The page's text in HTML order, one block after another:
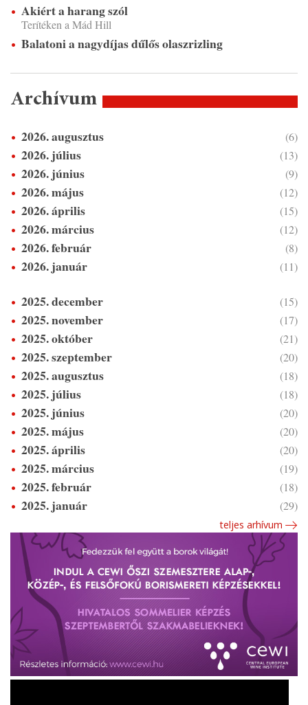
Akiért a harang szól
Terítéken a Mád Hill
Balatoni a nagydíjas dűlős olaszrizling
Archívum
2026. augusztus (6)
2026. július (13)
2026. június (9)
2026. május (12)
2026. április (15)
2026. március (12)
2026. február (8)
2026. január (11)
2025. december (15)
2025. november (17)
2025. október (21)
2025. szeptember (20)
2025. augusztus (18)
2025. július (18)
2025. június (20)
2025. május (20)
2025. április (20)
2025. március (19)
2025. február (18)
2025. január (29)
teljes arhívum